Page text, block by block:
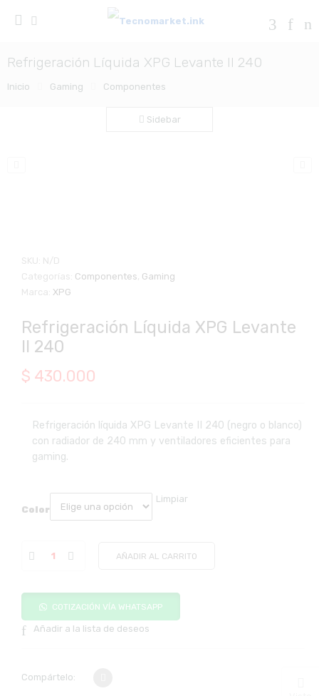
Refrigeración Líquida XPG Levante II 240
Inicio Gaming Componentes
Sidebar
SKU: N/D
Categorías: Componentes Gaming
Marca: XPG
Refrigeración Líquida XPG Levante
II 240
$ 430.000
Refrigeración líquida XPG Levante II 240 (negro o blanco)
con radiador de 240 mm y ventiladores eficientes para
gaming.
Color
Limpiar
AÑADIR AL CARRITO
COTIZACIÓN VÍA WHATSAPP
Añadir a la lista de deseos
Compártelo: